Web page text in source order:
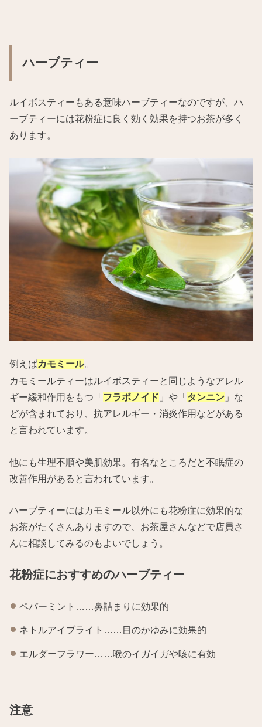
ハーブティー
ルイボスティーもある意味ハーブティーなのですが、ハ
ーブティーには花粉症に良く効く効果を持つお茶が多く
あります。
例えばカモミール。
カモミールティーはルイボスティーと同じようなアレル
ギー緩和作用をもつ「フラボノイド 」や「タンニン 」な
どが含まれており、抗アレルギー・消炎作用などがある
と言われています。
他にも生理不順や美肌効果。有名なところだと不眠症の
改善作用があると言われています。
ハーブティーにはカモミール以外にも花粉症に効果的な
お茶がたくさんありますので、お茶屋さんなどで店員さ
んに相談してみるのもよいでしょう。
花粉症におすすめのハーブティー
ペパーミント……鼻詰まりに効果的
ネトルアイブライト……目のかゆみに効果的
エルダーフラワー……喉のイガイガや咳に有効
注意